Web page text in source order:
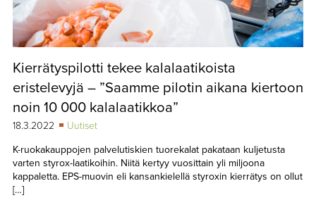
Kierrätyspilotti tekee kalalaatikoista
eristelevyjä – ”Saamme pilotin aikana kiertoon
noin 10 000 kalalaatikkoa”
18.3.2022
Uutiset
K-ruokakauppojen palvelutiskien tuorekalat pakataan kuljetusta
varten styrox-laatikoihin. Niitä kertyy vuosittain yli miljoona
kappaletta. EPS-muovin eli kansankielellä styroxin kierrätys on ollut
[…]